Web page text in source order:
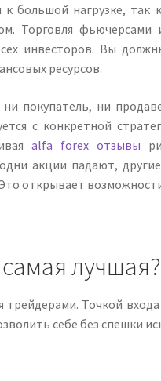
нагрузке, так
Торговля
инвесторов. Вы
ресурсов.
покупатель, ни
с конкретной
alfa forex отзывы
акции падают,
открывает
лучшая?
Точкой
себе без спешки